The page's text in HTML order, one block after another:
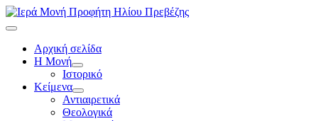
Αρχική σελίδα
Η Μονή
Ιστορικό
Κείμενα
Αντιαιρετικά
Θεολογικά